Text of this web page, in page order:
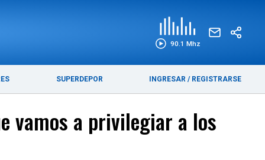
90.1 Mhz
SUPERDEPOR INGRESAR / REGISTRARSE
vamos a privilegiar a los